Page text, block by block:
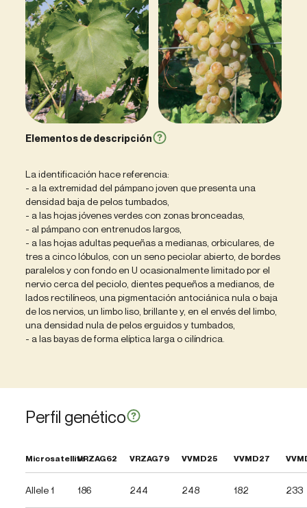
Elementos de descripción
La identificación hace referencia:
- a la extremidad del pámpano joven que presenta una
densidad baja de pelos tumbados,
- a las hojas jóvenes verdes con zonas bronceadas,
- al pámpano con entrenudos largos,
- a las hojas adultas pequeñas a medianas, orbiculares, de
tres a cinco lóbulos, con un seno peciolar abierto, de bordes
paralelos y con fondo en U ocasionalmente limitado por el
nervio cerca del peciolo, dientes pequeños a medianos, de
lados rectilíneos, una pigmentación antociánica nula o baja
de los nervios, un limbo liso, brillante y, en el envés del limbo,
una densidad nula de pelos erguidos y tumbados,
- a las bayas de forma elíptica larga o cilíndrica.
Perfil genético
MicrosatelliteVRZAG62 VRZAG79 VVMD25 VVMD27
Allele 1 186 244 248 182 233